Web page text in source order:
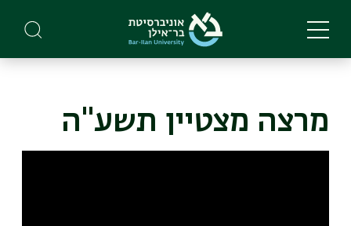
main
מרצה מצטיין תשע"ה